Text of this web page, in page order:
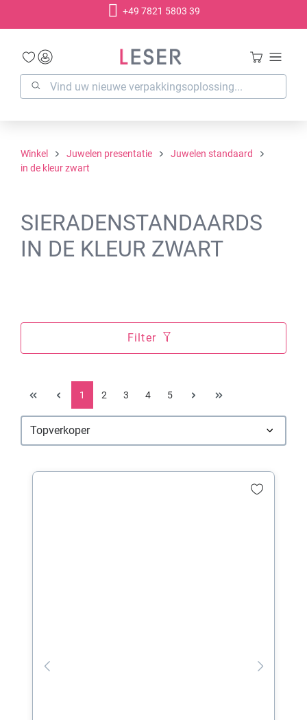
+49 7821 5803 39
Winkel Juwelen presentatie
Juwelen standaard
in de kleur zwart
SIERADENSTANDAARDS
IN DE KLEUR ZWART
Filter
1 2 3 4 5